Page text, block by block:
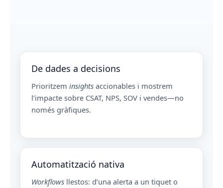
De dades a decisions
Prioritzem insights accionables i mostrem
l’impacte sobre CSAT, NPS, SOV i vendes—no
només gràfiques.
Automatització nativa
Workflows llestos: d’una alerta a un tiquet o